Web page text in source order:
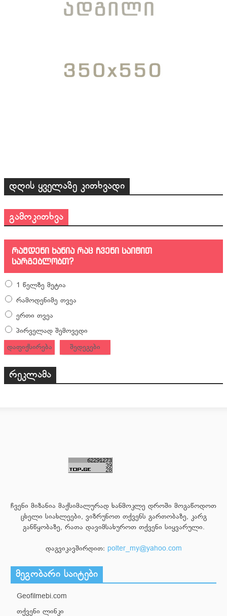
დღის ყველაზე კითხვადი
გამოკითხვა
რამდენი ხანია რაც ჩვენი საიტით
სარგებლობთ?
1 წელზე მეტია
რამოდენიმე თვეა
ერთი თვეა
პირველად შემოვედი
დაფიქსირება
შედეგები
რეკლამა
ჩვენი მიზანია მაქსიმალურად ხანმოკლე დროში მოგაწოდოთ
ცხელი სიახლეები, ვიზრუნოთ თქვენს გართობაზე, კარგ
განწყობაზე, რათა დავიმსახუროთ თქვენი სიყვარული.
დაგვიკავშირდით: polter_my@yahoo.com
მეგობარი საიტები
Geofilmebi.com
თქვენი ლინკი